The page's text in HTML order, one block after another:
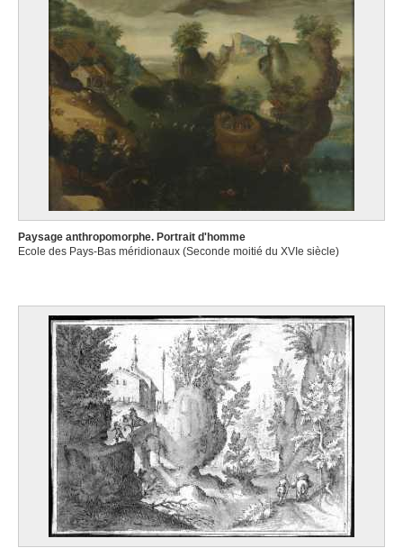
services.
Paysage anthropomorphe. Portrait d'homme
Ecole des Pays-Bas méridionaux (Seconde moitié du XVIe siècle)